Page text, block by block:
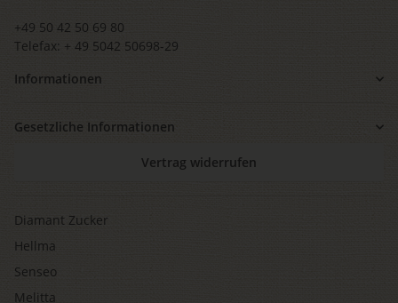
+49 50 42 50 69 80
Telefax: + 49 5042 50698-29
Informationen
Gesetzliche Informationen
Vertrag widerrufen
Diamant Zucker
Hellma
Senseo
Melitta